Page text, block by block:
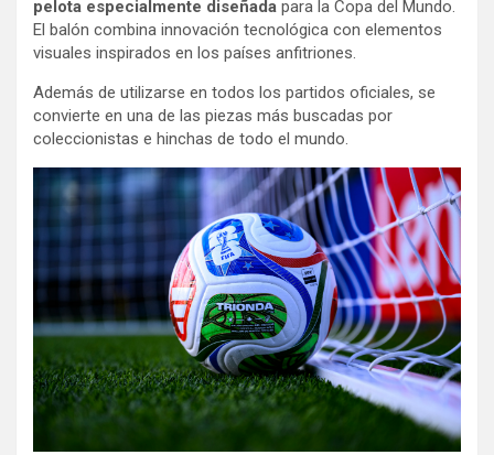
pelota especialmente diseñada para la Copa del Mundo.
El balón combina innovación tecnológica con elementos
visuales inspirados en los países anfitriones.
Además de utilizarse en todos los partidos oficiales, se
convierte en una de las piezas más buscadas por
coleccionistas e hinchas de todo el mundo.